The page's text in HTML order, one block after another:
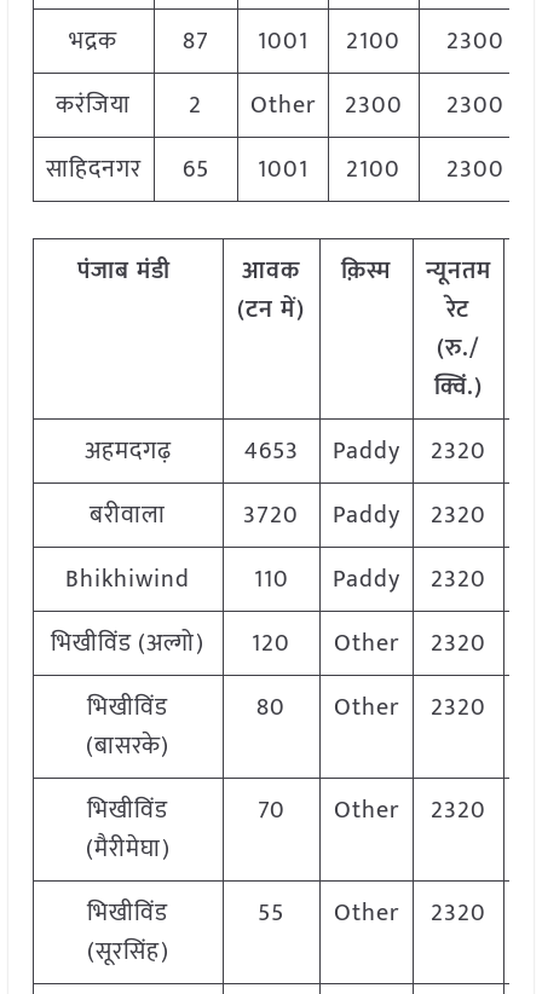
भद्रक 87 1001 2100
2300
करंजिया
2 Other 2300
2300
साहिदनगर
65 1001 2100 2300
पंजाब मंडी
आवक
(टन में)
क़िस्म
न्यूनतम
रेट
(रु./
क्विं.)
अहमदगढ़ 4653 Paddy 2320
बरीवाला
3720 Paddy 2320
Bhikhiwind
110 Paddy 2320
भिखीविंड (अल्गो)
120 Other 2320
भिखीविंड
(बासरके)
80 Other 2320
भिखीविंड
(मैरीमेघा)
70 Other 2320
भिखीविंड
(सूरसिंह)
55 Other 2320